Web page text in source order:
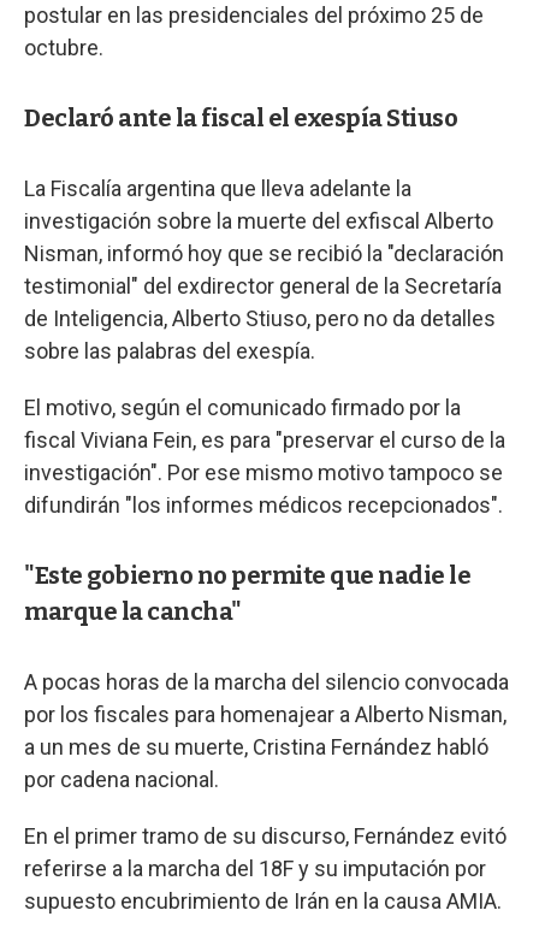
postular en las presidenciales del próximo 25 de
octubre.
Declaró ante la fiscal el exespía Stiuso
La Fiscalía argentina que lleva adelante la
investigación sobre la muerte del exfiscal Alberto
Nisman, informó hoy que se recibió la "declaración
testimonial" del exdirector general de la Secretaría
de Inteligencia, Alberto Stiuso, pero no da detalles
sobre las palabras del exespía.
El motivo, según el comunicado firmado por la
fiscal Viviana Fein, es para "preservar el curso de la
investigación". Por ese mismo motivo tampoco se
difundirán "los informes médicos recepcionados".
"Este gobierno no permite que nadie le
marque la cancha"
A pocas horas de la marcha del silencio convocada
por los fiscales para homenajear a Alberto Nisman,
a un mes de su muerte, Cristina Fernández habló
por cadena nacional.
En el primer tramo de su discurso, Fernández evitó
referirse a la marcha del 18F y su imputación por
supuesto encubrimiento de Irán en la causa AMIA.